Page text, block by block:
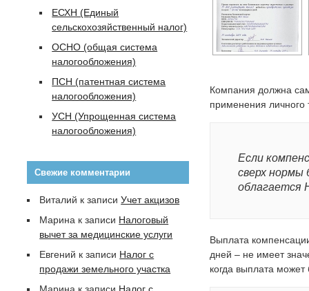
Компания должна
применения личного
Если
сверх нормы
облагается
Выплата
дней – не имеет
когда выплата
ЕСХН (Единый
сельскохозяйственный налог)
ОСНО (общая система
налогообложения)
ПСН (патентная система
налогообложения)
УСН (Упрощенная система
налогообложения)
Свежие комментарии
Виталий к записиУчет акцизов
Марина к записи Налоговый
вычет за медицинские услуги
Евгений к записи Налог с
продажи земельного участка